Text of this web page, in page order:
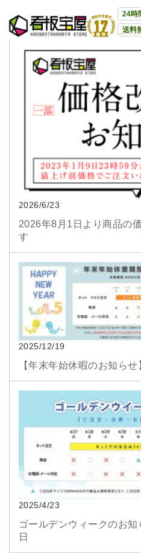
24時
送料
2026/6/23
2026年8月1日より商品の
す
2025/12/19
【年末年始休暇のお知らせ
2025/4/23
ゴールデンウィークのお
日